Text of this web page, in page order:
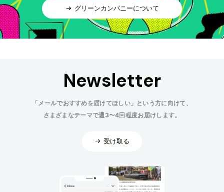
グリーンカンパニーについて
Newsletter
「メールでおすすめを届けてほしい」という方に向けて、
さまざまなテーマで週3〜4回程度お届けします。
受け取る